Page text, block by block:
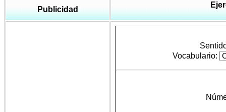
Publicidad